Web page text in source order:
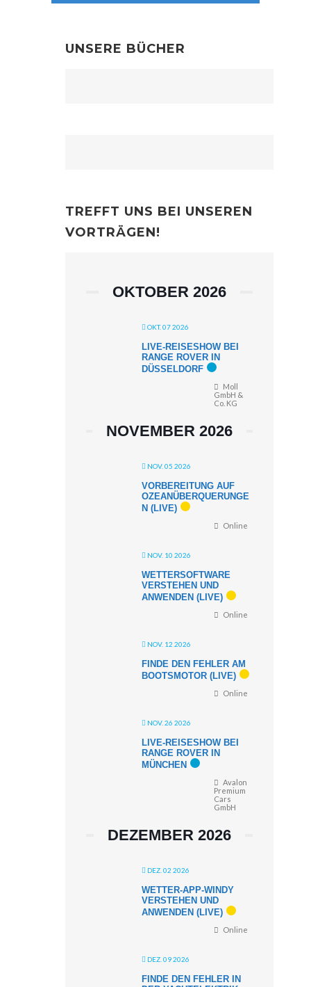
UNSERE BÜCHER
TREFFT UNS BEI UNSEREN
VORTRÄGEN!
OKTOBER 2026
OKT. 07 2026
LIVE-REISESHOW BEI
RANGE ROVER IN
DÜSSELDORF
Moll
GmbH &
Co. KG
NOVEMBER 2026
NOV. 05 2026
VORBEREITUNG AUF
OZEANÜBERQUERUNGE
N (LIVE)
Online
NOV. 10 2026
WETTERSOFTWARE
VERSTEHEN UND
ANWENDEN (LIVE)
Online
NOV. 12 2026
FINDE DEN FEHLER AM
BOOTSMOTOR (LIVE)
Online
NOV. 26 2026
LIVE-REISESHOW BEI
RANGE ROVER IN
MÜNCHEN
Avalon
Premium
Cars
GmbH
DEZEMBER 2026
DEZ. 02 2026
WETTER-APP-WINDY
VERSTEHEN UND
ANWENDEN (LIVE)
Online
DEZ. 09 2026
FINDE DEN FEHLER IN